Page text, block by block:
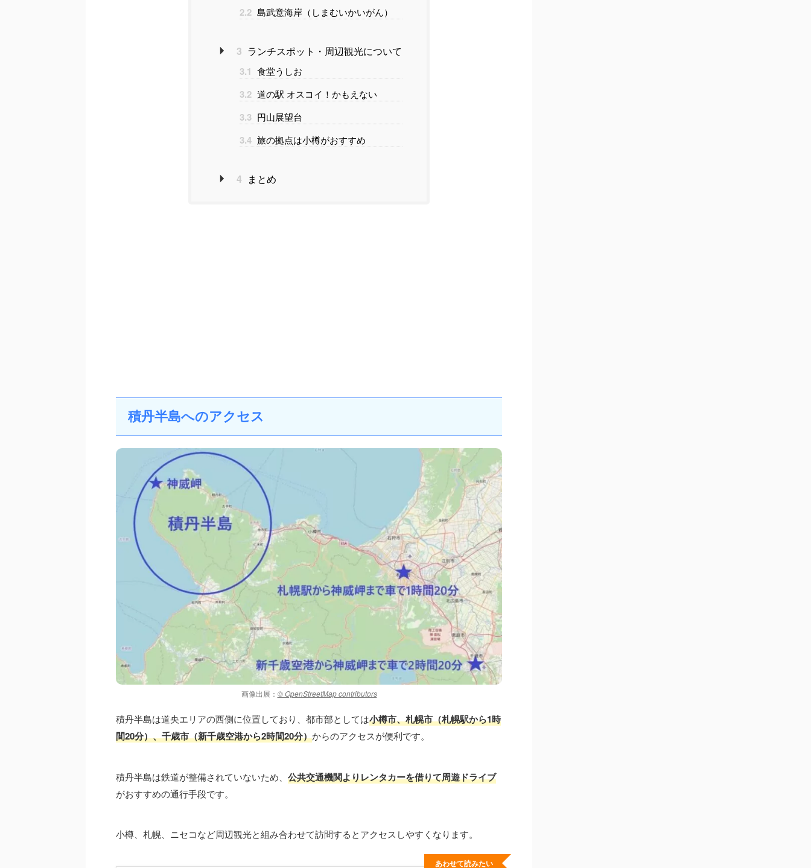
2.2 島武意海岸（しまむいかいがん）
3 ランチスポット・周辺観光について
3.1 食堂うしお
3.2 道の駅 オスコイ！かもえない
3.3 円山展望台
3.4 旅の拠点は小樽がおすすめ
4 まとめ
積丹半島へのアクセス
画像出展： © OpenStreetMap contributors
積丹半島は道央エリアの西側に位置しており、都市部としては小樽市、札幌市（札幌駅から1時
間20分）、千歳市（新千歳空港から2時間20分）からのアクセスが便利です。
積丹半島は鉄道が整備されていないため、 公共交通機関よりレンタカーを借りて周遊ドライブ
がおすすめの通行手段です。
小樽、札幌、ニセコなど周辺観光と組み合わせて訪問するとアクセスしやすくなります。
あわせて読みたい